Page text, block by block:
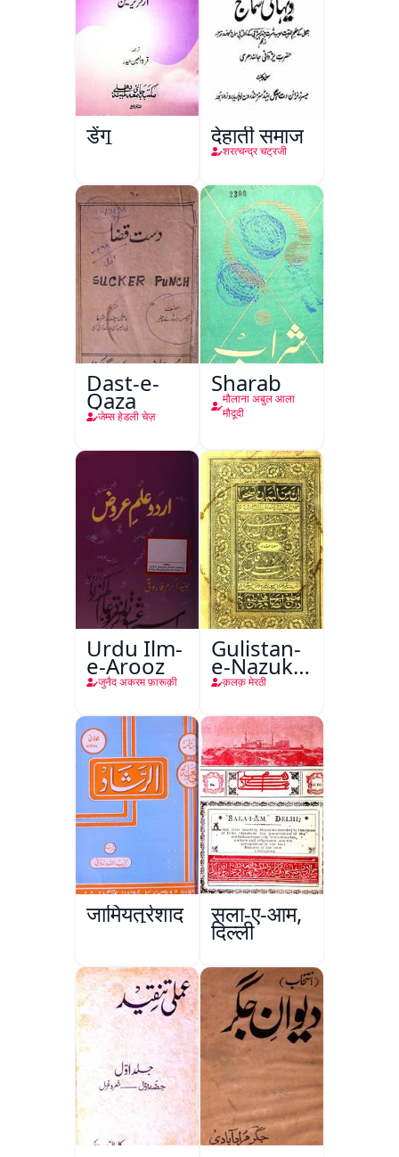
डेंगू देहाती समाज
शरत्चन्द्र चट्रजी
Dast-e-
Qaza
जेम्स हेडली चेज़
Sharab
मौलाना अबुल आला
मौदूदी
Urdu Ilm-
e-Arooz
जुनैद अकरम फ़ारूक़ी
Gulistan-
e-Nazuk
Khayal
क़लक़ मेरठी
जामियतुर्रशाद सला-ए-आम,
दिल्ली